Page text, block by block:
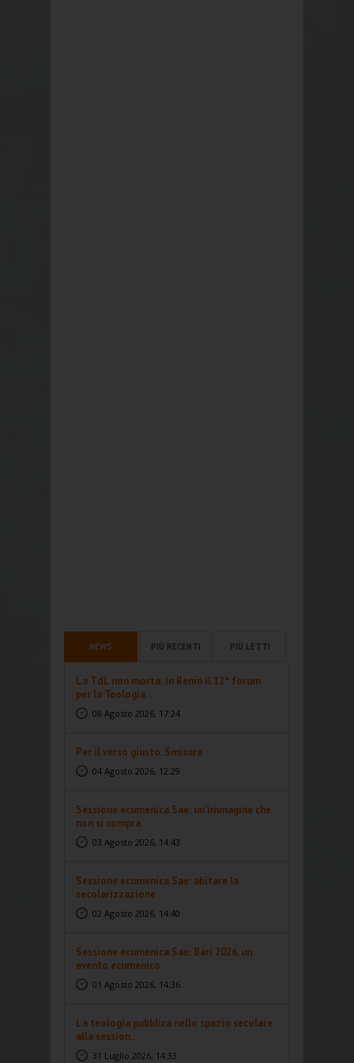
NEWS PIÙ RECENTI PIÙ LETTI
La TdL non morta: in Benin il 12° forum
per la Teologia...
08 Agosto 2026, 17:24
Per il verso giusto. Smisura
04 Agosto 2026, 12:29
Sessione ecumenica Sae: un’immagine che
non si compra
03 Agosto 2026, 14:43
Sessione ecumenica Sae: abitare la
secolarizzazione
02 Agosto 2026, 14:40
Sessione ecumenica Sae: Bari 2026, un
evento ecumenico
01 Agosto 2026, 14:36
La teologia pubblica nello spazio secolare
alla session...
31 Luglio 2026, 14:33